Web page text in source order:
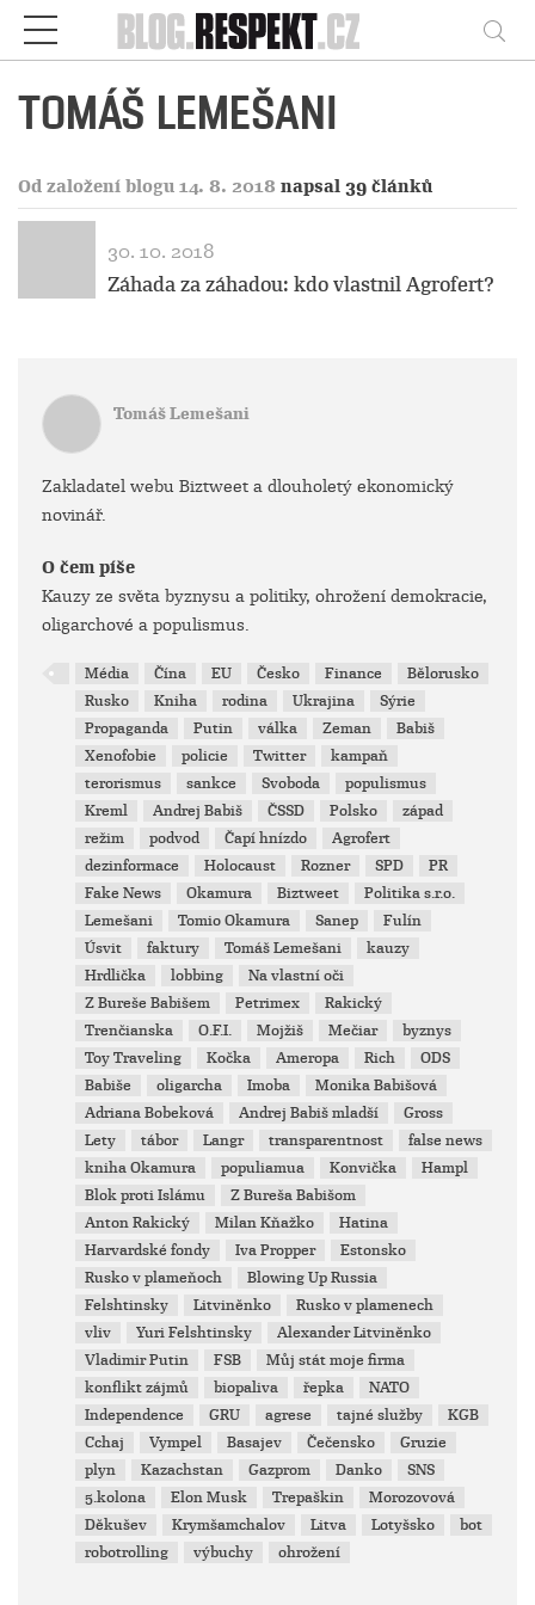
Respekt
TOMÁŠ LEMEŠANI
Od založení blogu 14. 8. 2018 napsal 39 článků
30. 10. 2018
Záhada za záhadou: kdo vlastnil Agrofert?
Tomáš Lemešani
Zakladatel webu Biztweet a dlouholetý ekonomický
novinář.
O čem píše
Kauzy ze světa byznysu a politiky, ohrožení demokracie,
oligarchové a populismus.
Média Čína EU Česko Finance
Bělorusko
Rusko
Kniha rodina Ukrajina
Sýrie
Propaganda
Putin válka Zeman
Babiš
Xenofobie
policie Twitter
kampaň
terorismus
sankce Svoboda
populismus
Kreml
Andrej Babiš ČSSD Polsko
západ
režim
podvod Čapí hnízdo
Agrofert
dezinformace
Holocaust Rozner SPD
PR
Fake News
Okamura Biztweet
Politika s.r.o.
Lemešani
Tomio Okamura Sanep
Fulín
Úsvit
faktury Tomáš Lemešani
kauzy
Hrdlička
lobbing
Na vlastní oči
Z Bureše Babišem
Petrimex
Rakický
Trenčianska
O.F.I. Mojžiš Mečiar
byznys
Toy Traveling
Kočka Ameropa Rich
ODS
Babiše
oligarcha Imoba
Monika Babišová
Adriana Bobeková
Andrej Babiš mladší
Gross
Lety
tábor Langr transparentnost
false news
kniha Okamura
populiamua Konvička
Hampl
Blok proti Islámu
Z Bureša Babišom
Anton Rakický
Milan Kňažko
Hatina
Harvardské fondy
Iva Propper
Estonsko
Rusko v plameňoch
Blowing Up Russia
Felshtinsky
Litviněnko
Rusko v plamenech
vliv
Yuri Felshtinsky
Alexander Litviněnko
Vladimir Putin
FSB
Můj stát moje firma
konflikt zájmů
biopaliva řepka
NATO
Independence
GRU agrese tajné služby
KGB
Cchaj
Vympel Basajev Čečensko
Gruzie
plyn
Kazachstan Gazprom Danko
SNS
5.kolona
Elon Musk Trepaškin
Morozovová
Děkušev
Krymšamchalov Litva Lotyšsko
bot
robotrolling
výbuchy ohrožení